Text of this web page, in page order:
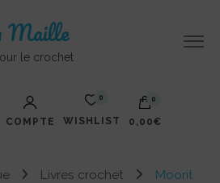
Maille
le crochet
COMPTE
0
WISHLIST
0
0,00€
panier est vide.
Livres crochet
Moorit